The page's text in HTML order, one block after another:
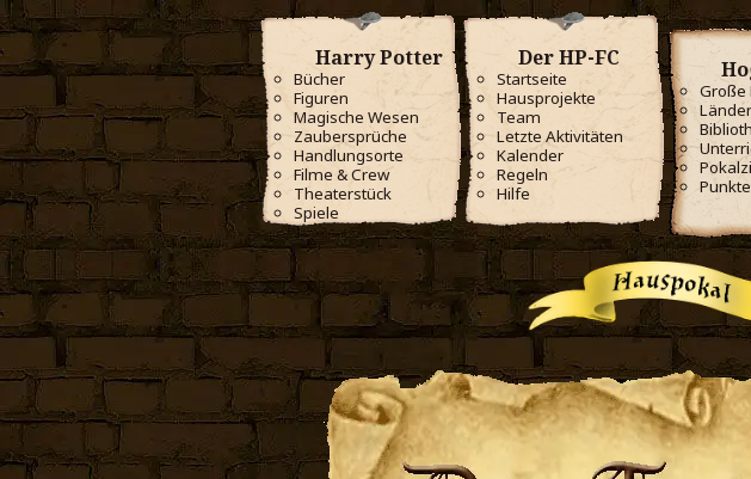
Harry Potter
Bücher
Figuren
Magische Wesen
Zaubersprüche
Handlungsorte
Filme & Crew
Theaterstück
Spiele
Der HP-FC
Startseite
Hausprojekte
Team
Letzte Aktivitäten
Kalender
Regeln
Hilfe
Große